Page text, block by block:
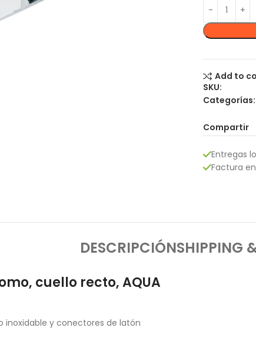
Add to
SKU:
Categorías:
Compartir
Entregas
Factura
DESCRIPCIÓNSHIPPING
cuello recto, AQUA
inoxidable y conectores de latón